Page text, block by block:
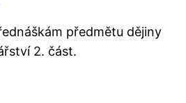
předmětu dějiny
2. část.